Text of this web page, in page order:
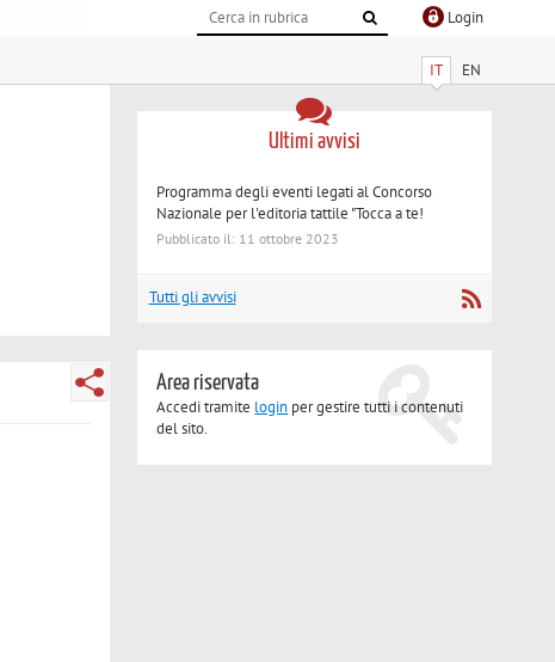
Login
IT EN
Ultimi avvisi
Programma degli eventi legati al Concorso
Nazionale per l'editoria tattile "Tocca a te!
Pubblicato il: 11 ottobre 2023
Tutti gli avvisi
Area riservata
Accedi tramite login per gestire tutti i contenuti
del sito.